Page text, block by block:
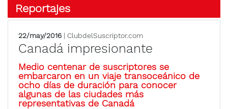
Reportajes
22/may/2016 | ClubdelSuscriptor.com
Canadá impresionante
Medio centenar de suscriptores se
embarcaron en un viaje transoceánico de
ocho días de duración para conocer
algunas de las ciudades más
representativas de Canadá